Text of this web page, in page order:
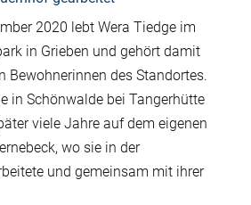
2020 lebt Wera Tiedge im
in Grieben und gehört damit
Bewohnerinnen des Standortes.
in Schönwalde bei Tangerhütte
viele Jahre auf dem eigenen
wo sie in der
und gemeinsam mit ihrer